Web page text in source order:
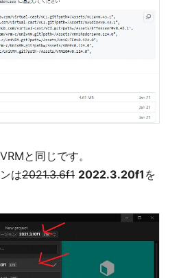
と同じです。
は2021.3.6f1 2022.3.20f1 を